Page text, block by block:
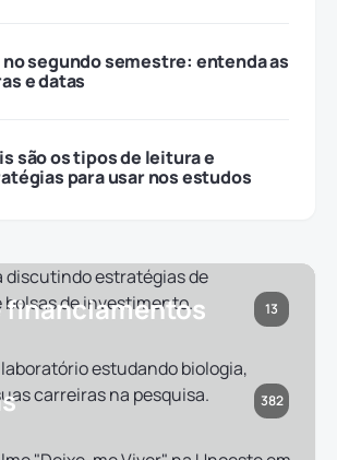
no segundo semestre: entenda as
e datas
são os tipos de leitura e
para usar nos estudos
financiamentos 13
382